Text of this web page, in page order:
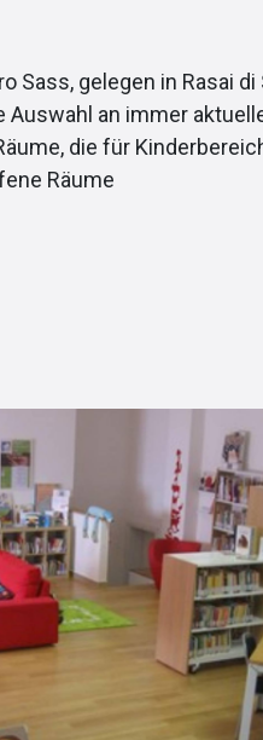
Sass, gelegen in Rasai di
Auswahl an immer
die für
Räume